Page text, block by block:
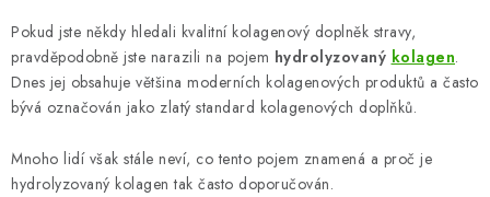
ZDRAVÉ POTRAVINY
ZDRAVOTNÍ OKRUHY
Pokud jste někdy hledali kvalitní kolagenový doplněk stravy,
pravděpodobně jste narazili na pojem hydrolyzovaný kolagen.
Dnes jej obsahuje většina moderních kolagenových produktů a často
bývá označován jako zlatý standard kolagenových doplňků.
Mnoho lidí však stále neví, co tento pojem znamená a proč je
hydrolyzovaný kolagen tak často doporučován.